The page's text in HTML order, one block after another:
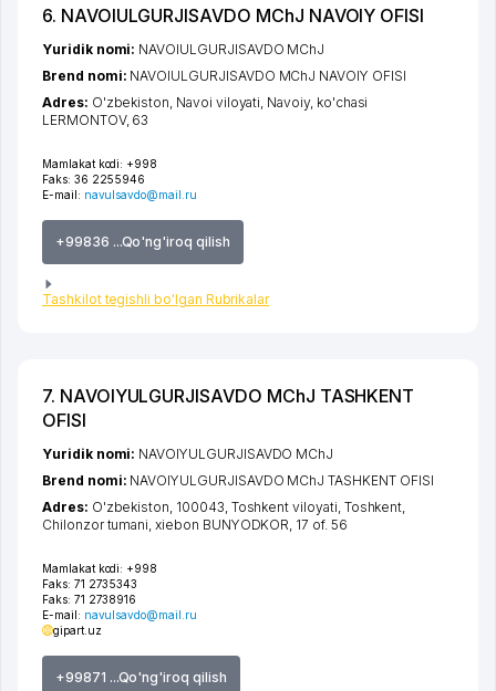
6. NAVOIULGURJISAVDO MChJ NAVOIY OFISI
Mamlakat kodi: +998
Faks: 36 2255946
E-mail: navulsavdo@mail.ru
+99836 ...Qo'ng'iroq qilish
Tashkilot tegishli bo'lgan Rubrikalar
Yuridik nomi: NAVOIULGURJISAVDO MChJ
Brend nomi: NAVOIULGURJISAVDO MChJ NAVOIY OFISI
Adres: O'zbekiston, Navoi viloyati, Navoiy, ko'chasi
LERMONTOV, 63
7. NAVOIYULGURJISAVDO MChJ TASHKENT
OFISI
Mamlakat kodi: +998
Faks: 71 2735343
Faks: 71 2738916
E-mail: navulsavdo@mail.ru
gipart.uz
+99871 ...Qo'ng'iroq qilish
Yuridik nomi: NAVOIYULGURJISAVDO MChJ
Brend nomi: NAVOIYULGURJISAVDO MChJ TASHKENT OFISI
Adres: O'zbekiston, 100043, Toshkent viloyati, Toshkent,
Chilonzor tumani,xiеbon BUNYODKOR, 17 of. 56